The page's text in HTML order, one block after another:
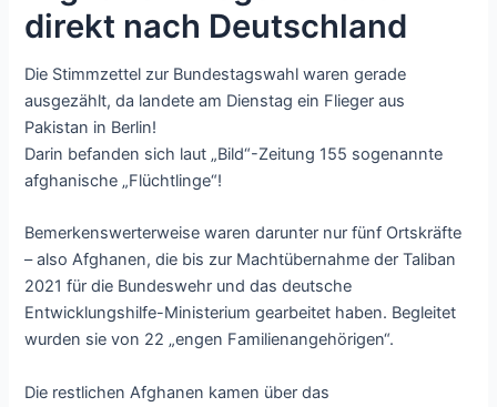
direkt nach Deutschland
Die Stimmzettel zur Bundestagswahl waren gerade
ausgezählt, da landete am Dienstag ein Flieger aus
Pakistan in Berlin!
Darin befanden sich laut „Bild“-Zeitung 155 sogenannte
afghanische „Flüchtlinge“!
Bemerkenswerterweise waren darunter nur fünf Ortskräfte
– also Afghanen, die bis zur Machtübernahme der Taliban
2021 für die Bundeswehr und das deutsche
Entwicklungshilfe-Ministerium gearbeitet haben. Begleitet
wurden sie von 22 „engen Familienangehörigen“.
Die restlichen Afghanen kamen über das